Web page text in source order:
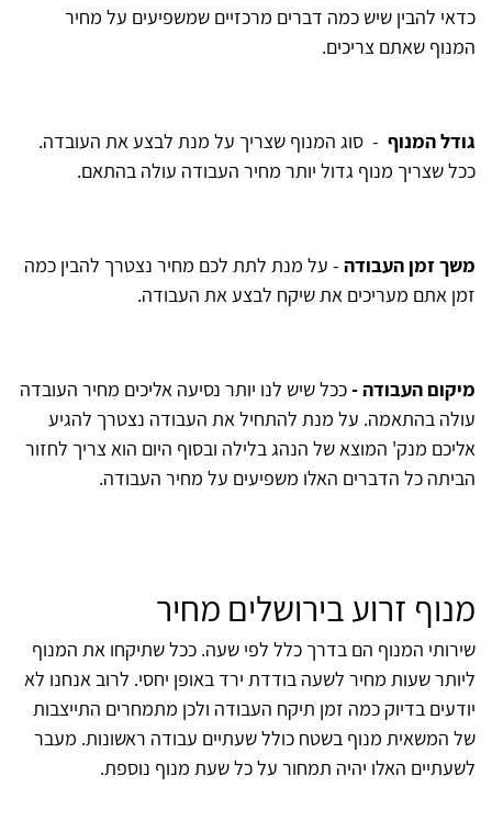
כדאי להבין שיש כמה דברים מרכזיים שמשפיעים על מחיר
המנוף שאתם צריכים.
גודל המנוף - סוג המנוף שצריך על מנת לבצע את העובדה.
ככל שצריך מנוף גדול יותר מחיר העבודה עולה בהתאם.
משך זמן העבודה - על מנת לתת לכם מחיר נצטרך להבין כמה
זמן אתם מעריכים את שיקח לבצע את העבודה.
מיקום העבודה -ככל שיש לנו יותר נסיעה אליכים מחיר העובדה
עולה בהתאמה. על מנת להתחיל את העבודה נצטרך להגיע
אליכם מנק' המוצא של הנהג בלילה ובסוף היום הוא צריך לחזור
הביתה כל הדברים האלו משפיעים על מחיר העבודה.
מנוף זרוע בירושלים מחיר
שירותי המנוף הם בדרך כלל לפי שעה. ככל שתיקחו את המנוף
ליותר שעות מחיר לשעה בודדת ירד באופן יחסי. לרוב אנחנו לא
יודעים בדיוק כמה זמן תיקח העבודה ולכן מתמחרים התייצבות
של המשאית מנוף בשטח כולל שעתיים עבודה ראשונות. מעבר
לשעתיים האלו יהיה תמחור על כל שעת מנוף נוספת.